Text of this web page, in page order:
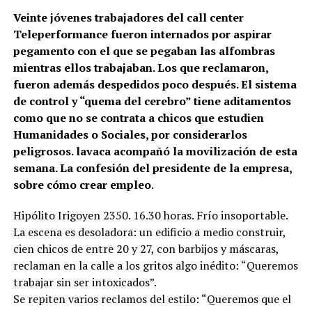
Veinte jóvenes trabajadores del call center
Teleperformance fueron internados por aspirar
pegamento con el que se pegaban las alfombras
mientras ellos trabajaban. Los que reclamaron,
fueron además despedidos poco después. El sistema
de control y “quema del cerebro” tiene aditamentos
como que no se contrata a chicos que estudien
Humanidades o Sociales, por considerarlos
peligrosos. lavaca acompañó la movilización de esta
semana. La confesión del presidente de la empresa,
sobre cómo crear empleo.
Hipólito Irigoyen 2350. 16.30 horas. Frío insoportable.
La escena es desoladora: un edificio a medio construir,
cien chicos de entre 20 y 27, con barbijos y máscaras,
reclaman en la calle a los gritos algo inédito: “Queremos
trabajar sin ser intoxicados”.
Se repiten varios reclamos del estilo: “Queremos que el